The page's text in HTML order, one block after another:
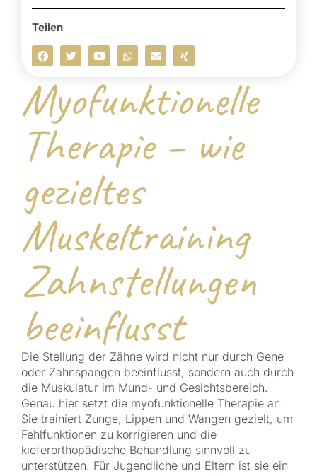
Myofunktionelle
Therapie – wie
gezieltes
Muskeltraining
Zahnstellungen
beeinflusst
Die Stellung der Zähne wird nicht nur durch Gene
oder Zahnspangen beeinflusst, sondern auch durch
die Muskulatur im Mund- und Gesichtsbereich.
Genau hier setzt die myofunktionelle Therapie an.
Sie trainiert Zunge, Lippen und Wangen gezielt, um
Fehlfunktionen zu korrigieren und die
kieferorthopädische Behandlung sinnvoll zu
unterstützen. Für Jugendliche und Eltern ist sie ein
Teilen